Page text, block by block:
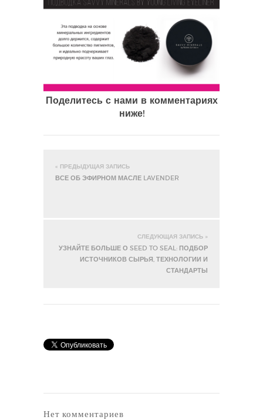
Поделитесь с нами в комментариях
ниже!
« ПРЕДЫДУЩАЯ ЗАПИСЬ
ВСЕ ОБ ЭФИРНОМ МАСЛЕ LAVENDER
СЛЕДУЮЩАЯ ЗАПИСЬ »
УЗНАЙТЕ БОЛЬШЕ О SEED TO SEAL: ПОДБОР
ИСТОЧНИКОВ СЫРЬЯ, ТЕХНОЛОГИИ И
СТАНДАРТЫ
Нет комментариев